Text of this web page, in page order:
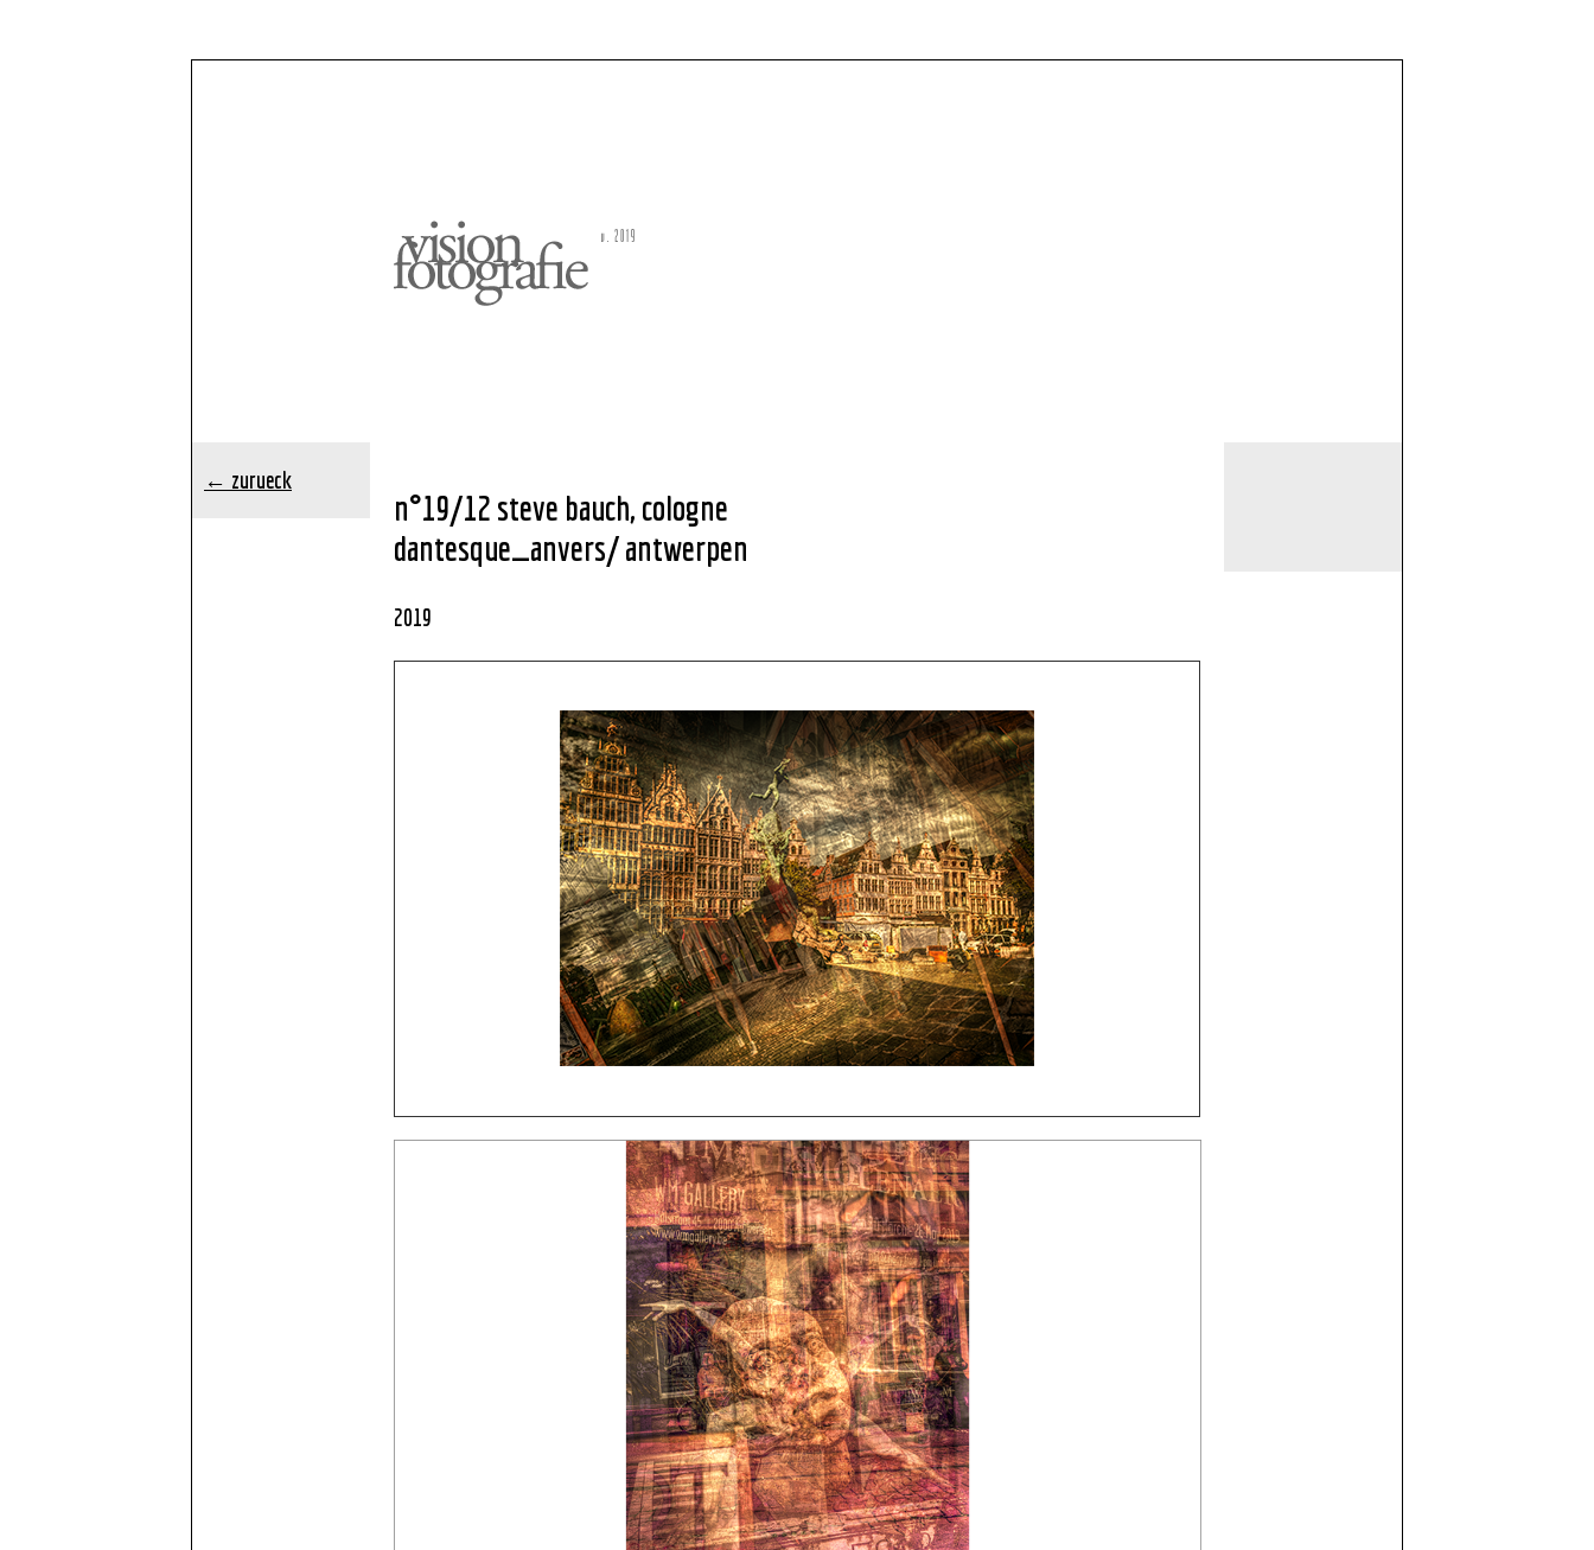
← zurueck
n°19/12 steve bauch, cologne
dantesque_anvers/ antwerpen
2019